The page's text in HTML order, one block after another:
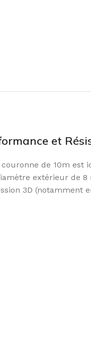
et
de 10m
extérieur de
3D (notamment